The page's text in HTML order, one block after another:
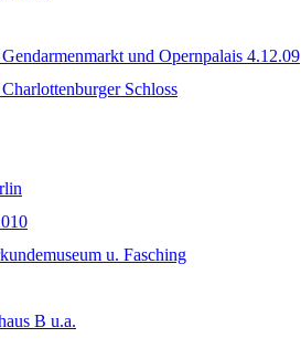
und Opernpalais 4.12.09
Schloss
u. Fasching
B u.a.